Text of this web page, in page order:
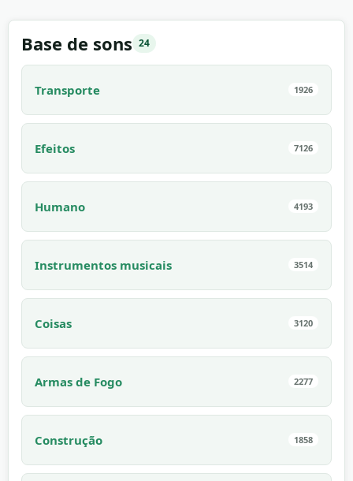
Base de sons 24
Transporte 1926
Efeitos 7126
Humano 4193
Instrumentos musicais 3514
Coisas 3120
Armas de Fogo 2277
Construção 1858